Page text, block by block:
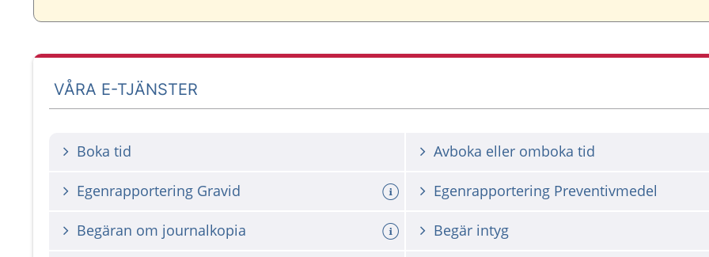
VÅRA E-TJÄNSTER
Boka tid Avboka eller omboka tid
Egenrapportering Gravid Egenrapportering Preventivmedel
Begäran om journalkopia Begär intyg